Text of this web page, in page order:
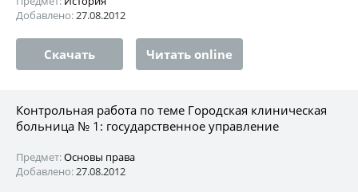
Добавлено:27.08.2012
Скачать Читать online
Контрольная работа по теме Городская клиническая
больница № 1: государственное управление
Предмет:Основы права
Добавлено:27.08.2012